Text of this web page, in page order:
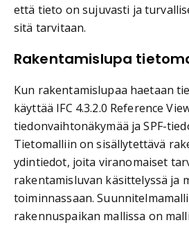
että tieto on sujuvasti ja
sitä tarvitaan.
Rakentamislupa
Kun rakentamislupaa haetaan
käyttää IFC 4.3.2.0 Reference
tiedonvaihtonäkymää ja SPF-
Tietomalliin on sisällytettävä
ydintiedot, joita viranomaiset
rakentamisluvan käsittelyssä ja
toiminnassaan.
rakennuspaikan mallissa on